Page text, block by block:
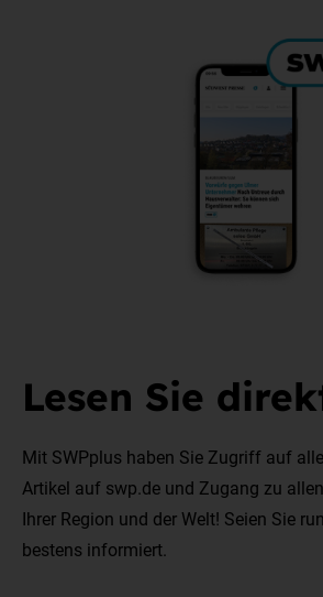
Lesen Sie
Mit SWPplus haben Sie Zugriff auf
Artikel auf swp.de und Zugang zu
Ihrer Region und der Welt! Seien Sie
bestens informiert.